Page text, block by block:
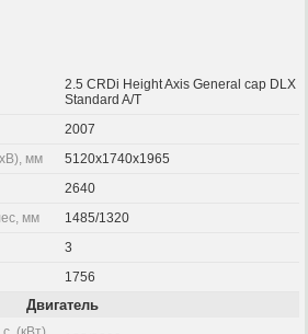
2.5 CRDi Height Axis General cap DLX
Standard A/T
2007
мм
5120x1740x1965
2640
мм
1485/1320
3
1756
Двигатель